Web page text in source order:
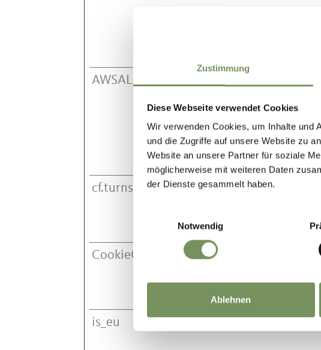
Zustimmung
Diese Webseite verwendet Cookies
Wir verwenden Cookies, um Inhalte und
und die Zugriffe auf unsere Website zu
Website an unsere Partner für soziale
möglicherweise mit weiteren Daten
der Dienste gesammelt haben.
Notwendig
Ablehnen
AWSALBCORS
cf.turnstile.u Cloudflare
CookieConsent [x2]
Cookiebot
is_eu